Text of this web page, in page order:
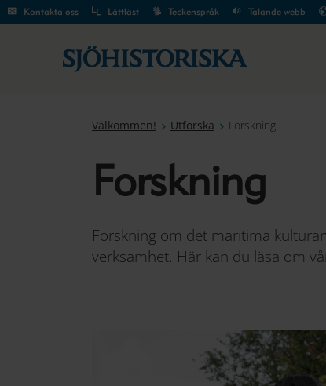
Kontakta oss Lättläst Teckenspråk Talande webb
Välkommen! Utforska Forskning
Forskning
Forskning om det maritima
verksamhet. Här kan du läsa om